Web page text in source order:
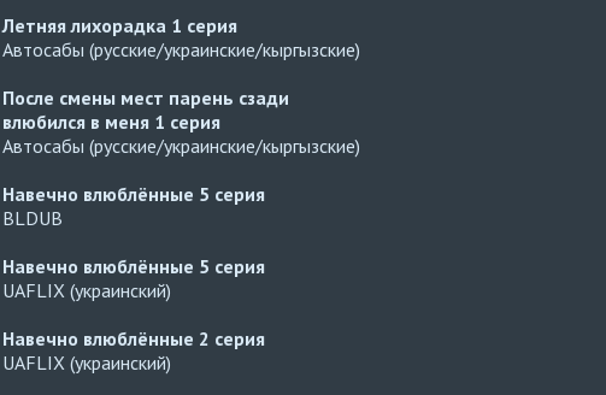
Летняя лихорадка 1 серия
Автосабы (русские/украинские/кыргызские)
После смены мест парень сзади
влюбился в меня 1 серия
Автосабы (русские/украинские/кыргызские)
Навечно влюблённые 5 серия
BLDUB
Навечно влюблённые 5 серия
UAFLIX (украинский)
Навечно влюблённые 2 серия
UAFLIX (украинский)